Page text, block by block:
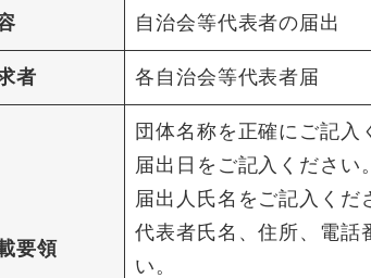
自治会等代表者の届出
者 各自治会等代表者届
要領
団体名称を正確にご記入
届出日をご記入ください。
届出人氏名をご記入くだ
代表者氏名、住所、電話
い。